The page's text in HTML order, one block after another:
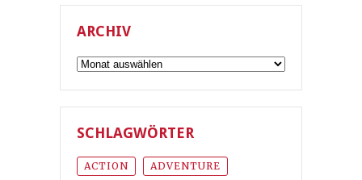
ARCHIV
Archiv
SCHLAGWÖRTER
ACTION ADVENTURE